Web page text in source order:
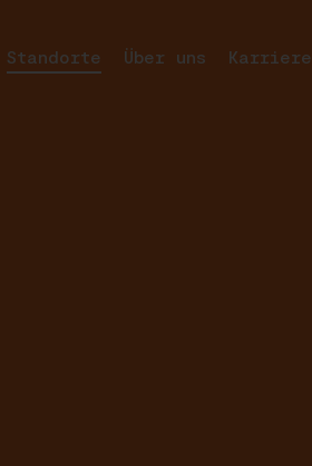
Standorte Über uns Karriere